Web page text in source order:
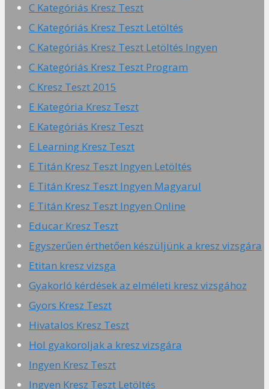
C Kategóriás Kresz Teszt
C Kategóriás Kresz Teszt Letöltés
C Kategóriás Kresz Teszt Letöltés Ingyen
C Kategóriás Kresz Teszt Program
C Kresz Teszt 2015
E Kategória Kresz Teszt
E Kategóriás Kresz Teszt
E Learning Kresz Teszt
E Titán Kresz Teszt Ingyen Letöltés
E Titán Kresz Teszt Ingyen Magyarul
E Titán Kresz Teszt Ingyen Online
Educar Kresz Teszt
Egyszerűen érthetően készüljünk a kresz vizsgára
Etitan kresz vizsga
Gyakorló kérdések az elméleti kresz vizsgához
Gyors Kresz Teszt
Hivatalos Kresz Teszt
Hol gyakoroljak a kresz vizsgára
Ingyen Kresz Teszt
Ingyen Kresz Teszt Letöltés